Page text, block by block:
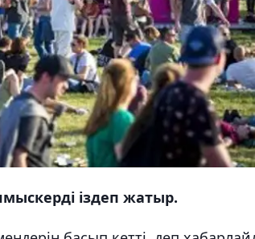
іздеп жатыр.